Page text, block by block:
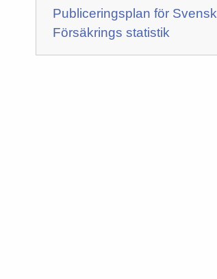
Publiceringsplan för Svensk
Försäkrings statistik